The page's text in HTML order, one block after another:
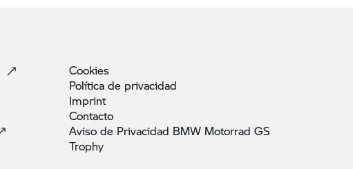
Cookies
Política de privacidad
Imprint
Contacto
Aviso de Privacidad BMW Motorrad GS
Trophy